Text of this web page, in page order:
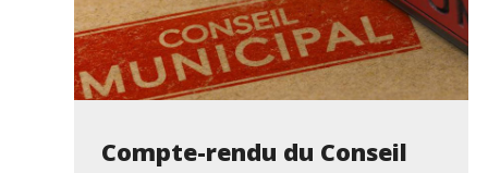
Compte-rendu du Conseil